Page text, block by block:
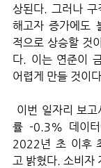
상된다. 그러나
해고자 증가에도
적으로 상승할 것
다. 이는 연준이
어렵게 만들 것이
률 -0.3% 데이
2022년 초 이후
고 밝혔다. 소비자